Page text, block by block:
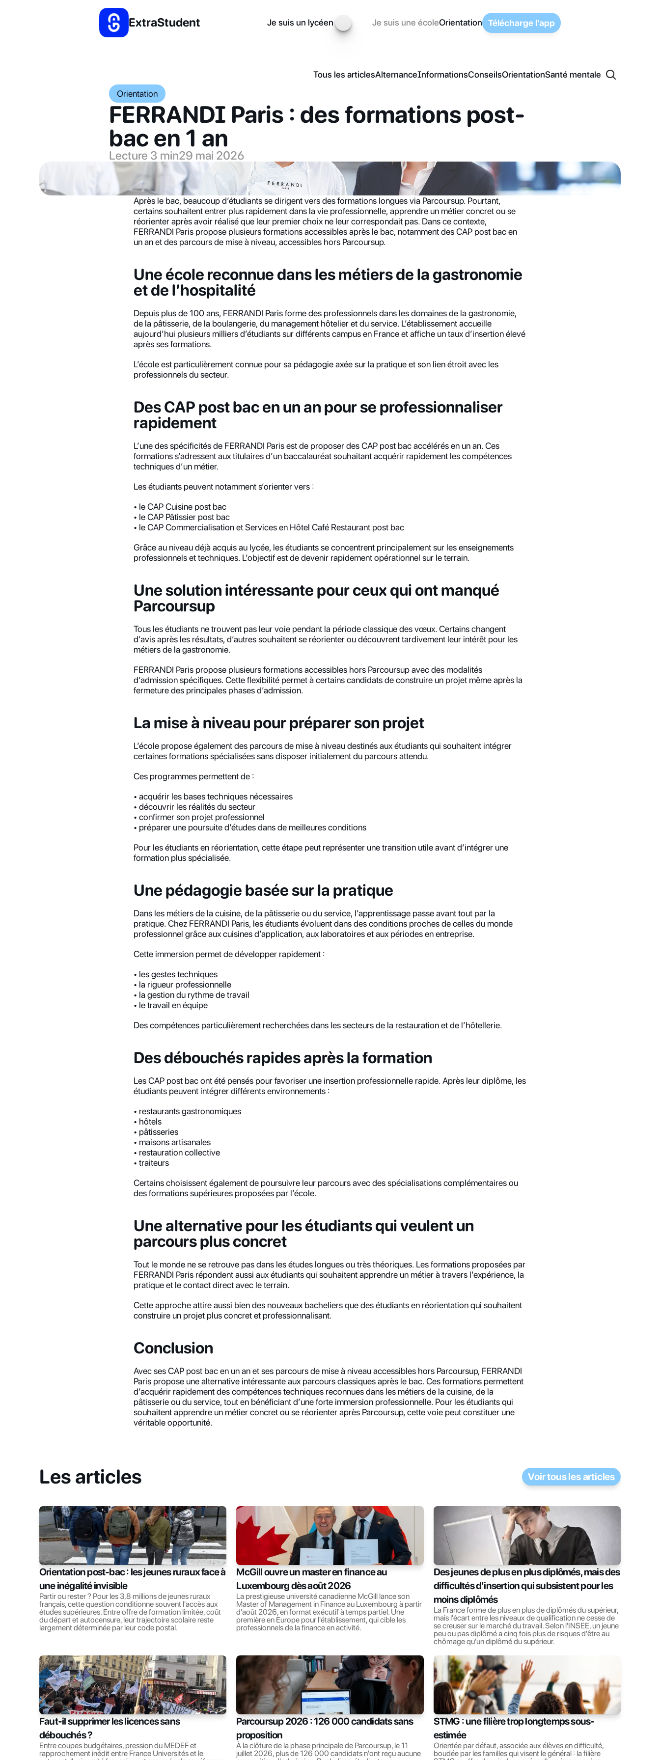
ExtraStudent Je suis un lycéen Je suis une écoleOrientation Télécharge l'app
Tous les articlesAlternanceInformationsConseilsOrientationSanté mentale
Orientation
FERRANDI Paris : des formations post-
bac en 1 an
Lecture 3 min29 mai 2026
Après le bac, beaucoup d’étudiants se dirigent vers des formations longues via Parcoursup. Pourtant,
certains souhaitent entrer plus rapidement dans la vie professionnelle, apprendre un métier concret ou se
réorienter après avoir réalisé que leur premier choix ne leur correspondait pas. Dans ce contexte,
FERRANDI Paris propose plusieurs formations accessibles après le bac, notamment des CAP post bac en
un an et des parcours de mise à niveau, accessibles hors Parcoursup.
Une école reconnue dans les métiers de la gastronomie
et de l’hospitalité
Depuis plus de 100 ans, FERRANDI Paris forme des professionnels dans les domaines de la gastronomie,
de la pâtisserie, de la boulangerie, du management hôtelier et du service. L’établissement accueille
aujourd’hui plusieurs milliers d’étudiants sur différents campus en France et affiche un taux d’insertion élevé
après ses formations.
L’école est particulièrement connue pour sa pédagogie axée sur la pratique et son lien étroit avec les
professionnels du secteur.
Des CAP post bac en un an pour se professionnaliser
rapidement
L’une des spécificités de FERRANDI Paris est de proposer des CAP post bac accélérés en un an. Ces
formations s’adressent aux titulaires d’un baccalauréat souhaitant acquérir rapidement les compétences
techniques d’un métier.
Les étudiants peuvent notamment s’orienter vers :
• le CAP Cuisine post bac
• le CAP Pâtissier post bac
• le CAP Commercialisation et Services en Hôtel Café Restaurant post bac
Grâce au niveau déjà acquis au lycée, les étudiants se concentrent principalement sur les enseignements
professionnels et techniques. L’objectif est de devenir rapidement opérationnel sur le terrain.
Une solution intéressante pour ceux qui ont manqué
Parcoursup
Tous les étudiants ne trouvent pas leur voie pendant la période classique des vœux. Certains changent
d’avis après les résultats, d’autres souhaitent se réorienter ou découvrent tardivement leur intérêt pour les
métiers de la gastronomie.
FERRANDI Paris propose plusieurs formations accessibles hors Parcoursup avec des modalités
d’admission spécifiques. Cette flexibilité permet à certains candidats de construire un projet même après la
fermeture des principales phases d’admission.
La mise à niveau pour préparer son projet
L’école propose également des parcours de mise à niveau destinés aux étudiants qui souhaitent intégrer
certaines formations spécialisées sans disposer initialement du parcours attendu.
Ces programmes permettent de :
• acquérir les bases techniques nécessaires
• découvrir les réalités du secteur
• confirmer son projet professionnel
• préparer une poursuite d’études dans de meilleures conditions
Pour les étudiants en réorientation, cette étape peut représenter une transition utile avant d’intégrer une
formation plus spécialisée.
Une pédagogie basée sur la pratique
Dans les métiers de la cuisine, de la pâtisserie ou du service, l’apprentissage passe avant tout par la
pratique. Chez FERRANDI Paris, les étudiants évoluent dans des conditions proches de celles du monde
professionnel grâce aux cuisines d’application, aux laboratoires et aux périodes en entreprise.
Cette immersion permet de développer rapidement :
• les gestes techniques
• la rigueur professionnelle
• la gestion du rythme de travail
• le travail en équipe
Des compétences particulièrement recherchées dans les secteurs de la restauration et de l’hôtellerie.
Des débouchés rapides après la formation
Les CAP post bac ont été pensés pour favoriser une insertion professionnelle rapide. Après leur diplôme, les
étudiants peuvent intégrer différents environnements :
• restaurants gastronomiques
• hôtels
• pâtisseries
• maisons artisanales
• restauration collective
• traiteurs
Certains choisissent également de poursuivre leur parcours avec des spécialisations complémentaires ou
des formations supérieures proposées par l’école.
Une alternative pour les étudiants qui veulent un
parcours plus concret
Tout le monde ne se retrouve pas dans les études longues ou très théoriques. Les formations proposées par
FERRANDI Paris répondent aussi aux étudiants qui souhaitent apprendre un métier à travers l’expérience, la
pratique et le contact direct avec le terrain.
Cette approche attire aussi bien des nouveaux bacheliers que des étudiants en réorientation qui souhaitent
construire un projet plus concret et professionnalisant.
Conclusion
Avec ses CAP post bac en un an et ses parcours de mise à niveau accessibles hors Parcoursup, FERRANDI
Paris propose une alternative intéressante aux parcours classiques après le bac. Ces formations permettent
d’acquérir rapidement des compétences techniques reconnues dans les métiers de la cuisine, de la
pâtisserie ou du service, tout en bénéficiant d’une forte immersion professionnelle. Pour les étudiants qui
souhaitent apprendre un métier concret ou se réorienter après Parcoursup, cette voie peut constituer une
véritable opportunité.
Les articles Voir tous les articles
Orientation post-bac : les jeunes ruraux face à
une inégalité invisible
Partir ou rester ? Pour les 3,8 millions de jeunes ruraux
français, cette question conditionne souvent l'accès aux
études supérieures. Entre offre de formation limitée, coût
du départ et autocensure, leur trajectoire scolaire reste
largement déterminée par leur code postal.
McGill ouvre un master en finance au
Luxembourg dès août 2026
La prestigieuse université canadienne McGill lance son
Master of Management in Finance au Luxembourg à partir
d'août 2026, en format exécutif à temps partiel. Une
première en Europe pour l'établissement, qui cible les
professionnels de la finance en activité.
Des jeunes de plus en plus diplômés, mais des
difficultés d’insertion qui subsistent pour les
moins diplômés
La France forme de plus en plus de diplômés du supérieur,
mais l'écart entre les niveaux de qualification ne cesse de
se creuser sur le marché du travail. Selon l'INSEE, un jeune
peu ou pas diplômé a cinq fois plus de risques d'être au
chômage qu'un diplômé du supérieur.
Faut-il supprimer les licences sans
débouchés ?
Entre coupes budgétaires, pression du MEDEF et
rapprochement inédit entre France Universités et le
Parcoursup 2026 : 126 000 candidats sans
proposition
À la clôture de la phase principale de Parcoursup, le 11
juillet 2026, plus de 126 000 candidats n'ont reçu aucune
STMG : une filière trop longtemps sous-
estimée
Orientée par défaut, associée aux élèves en difficulté,
boudée par les familles qui visent le général : la filière